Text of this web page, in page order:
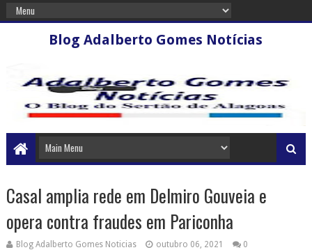
Blog Adalberto Gomes Notícias
Casal amplia rede em Delmiro Gouveia e
opera contra fraudes em Pariconha
Blog Adalberto Gomes Noticias outubro 06, 2021 0